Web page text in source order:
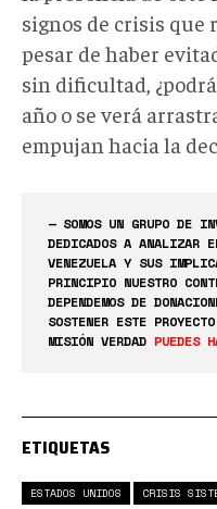
signos de crisis que
pesar de haber
sin dificultad,
año o se verá
empujan hacia la
— SOMOS UN GRUPO DE
DEDICADOS A ANALIZAR
VENEZUELA Y SUS
PRINCIPIO NUESTRO
DEPENDEMOS DE
SOSTENER ESTE
MISIÓN VERDAD PUEDES
ETIQUETAS
ESTADOS UNIDOS CRISIS